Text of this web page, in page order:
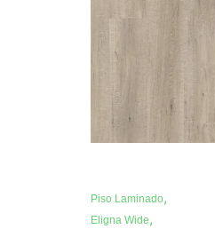
Piso Laminado,
Eligna Wide,